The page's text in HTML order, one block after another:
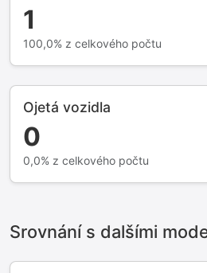
1
100,0% z celkového počtu
Ojetá vozidla
0
0,0% z celkového počtu
Srovnání s dalšími